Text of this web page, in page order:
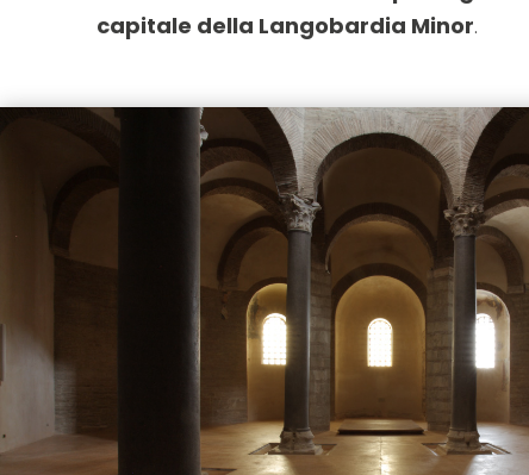
capitale della Langobardia Minor.